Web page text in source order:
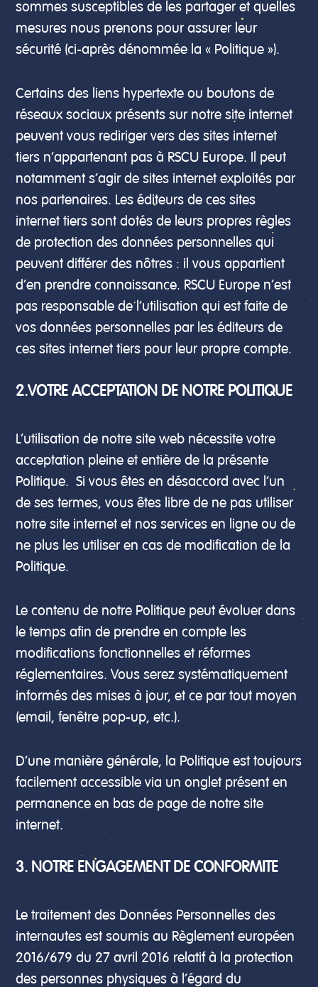
sommes susceptibles de les partager et quelles
mesures nous prenons pour assurer leur
sécurité (ci-après dénommée la « Politique »).
Certains des liens hypertexte ou boutons de
réseaux sociaux présents sur notre site internet
peuvent vous rediriger vers des sites internet
tiers n’appartenant pas à RSCU Europe. Il peut
notamment s’agir de sites internet exploités par
nos partenaires. Les éditeurs de ces sites
internet tiers sont dotés de leurs propres règles
de protection des données personnelles qui
peuvent différer des nôtres : il vous appartient
d’en prendre connaissance. RSCU Europe n’est
pas responsable de l’utilisation qui est faite de
vos données personnelles par les éditeurs de
ces sites internet tiers pour leur propre compte.
2.VOTRE ACCEPTATION DE NOTRE POLITIQUE
L’utilisation de notre site web nécessite votre
acceptation pleine et entière de la présente
Politique. Si vous êtes en désaccord avec l’un
de ses termes, vous êtes libre de ne pas utiliser
notre site internet et nos services en ligne ou de
ne plus les utiliser en cas de modification de la
Politique.
Le contenu de notre Politique peut évoluer dans
le temps afin de prendre en compte les
modifications fonctionnelles et réformes
réglementaires. Vous serez systématiquement
informés des mises à jour, et ce par tout moyen
(email, fenêtre pop-up, etc.).
D’une manière générale, la Politique est toujours
facilement accessible via un onglet présent en
permanence en bas de page de notre site
internet.
3. NOTRE ENGAGEMENT DE CONFORMITE
Le traitement des Données Personnelles des
internautes est soumis au Règlement européen
2016/679 du 27 avril 2016 relatif à la protection
des personnes physiques à l’égard du